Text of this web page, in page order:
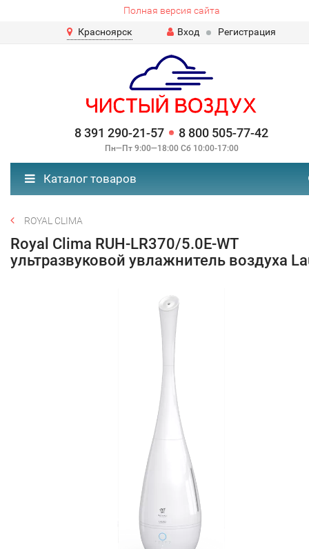
Полная версия сайта
Красноярск
Вход Регистрация
8 391 290-21-57 8 800 505-77-42
Пн—Пт 9:00—18:00 Сб 10:00-17:00
Каталог товаров
ROYAL CLIMA
Royal Clima RUH-LR370/5.0E-WT
ультразвуковой увлажнитель воздуха